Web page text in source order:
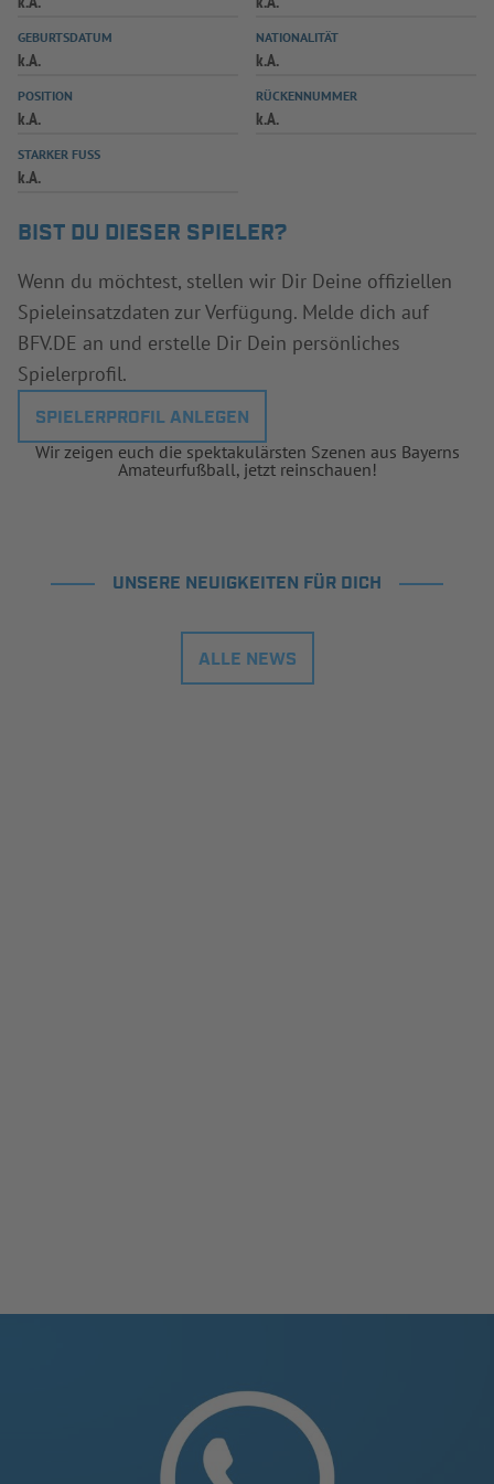
SPIELPLUS
GEBURTSDATUM
k.A.
NATIONALITÄT
k.A.
POSITION
k.A.
RÜCKENNUMMER
k.A.
STARKER FUSS
k.A.
BIST DU DIESER SPIELER?
Wenn du möchtest, stellen wir Dir Deine offiziellen
Spieleinsatzdaten zur Verfügung. Melde dich auf
BFV.DE an und erstelle Dir Dein persönliches
Spielerprofil.
SPIELERPROFIL ANLEGEN
Wir zeigen euch die spektakulärsten Szenen aus Bayerns
Amateurfußball, jetzt reinschauen!
UNSERE NEUIGKEITEN FÜR DICH
ALLE NEWS